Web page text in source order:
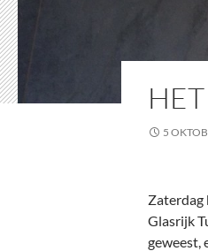
5
Zaterdag
Glasrijk
geweest,